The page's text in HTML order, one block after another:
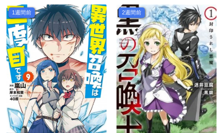
1週間前 2週間前